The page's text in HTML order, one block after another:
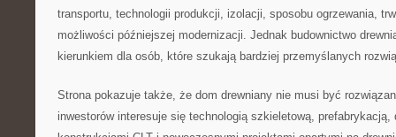
transportu, technologii produkcji, izolacji, sposobu ogrzewania,
możliwości późniejszej modernizacji. Jednak budownictwo
kierunkiem dla osób, które szukają bardziej przemyślanych
Strona pokazuje także, że dom drewniany nie musi być
inwestorów interesuje się technologią szkieletową, prefabrykacją,